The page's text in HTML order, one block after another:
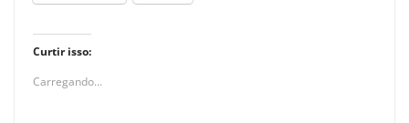
Curtir isso:
Carregando...